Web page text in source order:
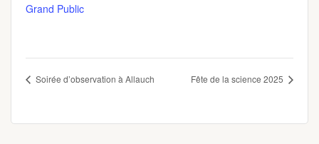
Grand Public
Soirée d’observation à Allauch Fête de la science 2025